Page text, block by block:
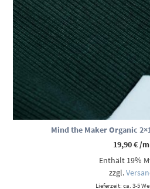
Mind the Maker Organic
19,90€/m
Enthält 19%
zzgl.
Lieferzeit: ca. 3-5